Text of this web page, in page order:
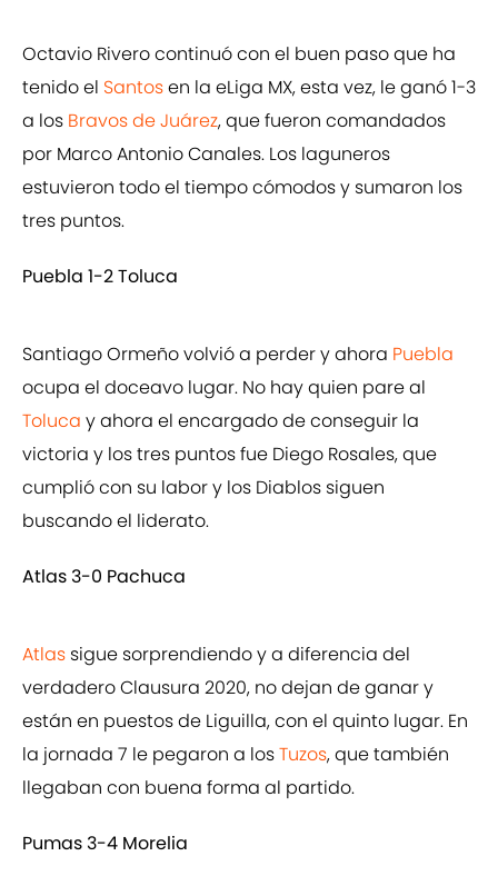
Octavio Rivero continuó con el buen paso que ha
tenido el Santosen la eLiga MX, esta vez, le ganó 1-3
a los Bravos de Juárez, que fueron comandados
por Marco Antonio Canales. Los laguneros
estuvieron todo el tiempo cómodos y sumaron los
tres puntos.
Puebla 1-2 Toluca
Santiago Ormeño volvió a perder y ahora Puebla
ocupa el doceavo lugar. No hay quien pare al
Toluca y ahora el encargado de conseguir la
victoria y los tres puntos fue Diego Rosales, que
cumplió con su labor y los Diablos siguen
buscando el liderato.
Atlas 3-0 Pachuca
Atlas sigue sorprendiendo y a diferencia del
verdadero Clausura 2020, no dejan de ganar y
están en puestos de Liguilla, con el quinto lugar. En
la jornada 7 le pegaron a losTuzos, que también
llegaban con buena forma al partido.
Pumas 3-4 Morelia